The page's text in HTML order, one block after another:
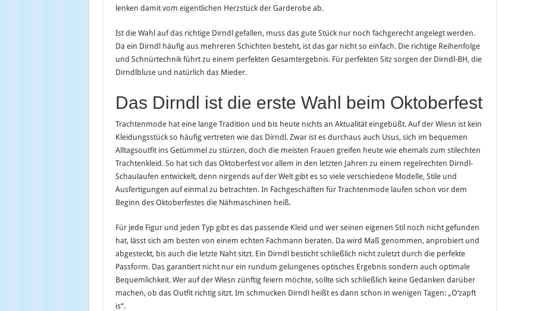
lenken damit vom eigentlichen Herzstück der Garderobe ab.
Ist die Wahl auf das richtige Dirndl gefallen, muss das gute Stück nur noch fachgerecht angelegt werden.
Da ein Dirndl häufig aus mehreren Schichten besteht, ist das gar nicht so einfach. Die richtige Reihenfolge
und Schnürtechnik führt zu einem perfekten Gesamtergebnis. Für perfekten Sitz sorgen der Dirndl-BH, die
Dirndlbluse und natürlich das Mieder.
Das Dirndl ist die erste Wahl beim Oktoberfest
Trachtenmode hat eine lange Tradition und bis heute nichts an Aktualität eingebüßt. Auf der Wiesn ist kein
Kleidungsstück so häufig vertreten wie das Dirndl. Zwar ist es durchaus auch Usus, sich im bequemen
Alltagsoutfit ins Getümmel zu stürzen, doch die meisten Frauen greifen heute wie ehemals zum stilechten
Trachtenkleid. So hat sich das Oktoberfest vor allem in den letzten Jahren zu einem regelrechten Dirndl-
Schaulaufen entwickelt, denn nirgends auf der Welt gibt es so viele verschiedene Modelle, Stile und
Ausfertigungen auf einmal zu betrachten. In Fachgeschäften für Trachtenmode laufen schon vor dem
Beginn des Oktoberfestes die Nähmaschinen heiß.
Für jede Figur und jeden Typ gibt es das passende Kleid und wer seinen eigenen Stil noch nicht gefunden
hat, lässt sich am besten von einem echten Fachmann beraten. Da wird Maß genommen, anprobiert und
abgesteckt, bis auch die letzte Naht sitzt. Ein Dirndl besticht schließlich nicht zuletzt durch die perfekte
Passform. Das garantiert nicht nur ein rundum gelungenes optisches Ergebnis sondern auch optimale
Bequemlichkeit. Wer auf der Wiesn zünftig feiern möchte, sollte sich schließlich keine Gedanken darüber
machen, ob das Outfit richtig sitzt. Im schmucken Dirndl heißt es dann schon in wenigen Tagen: „O’zapft
is“.